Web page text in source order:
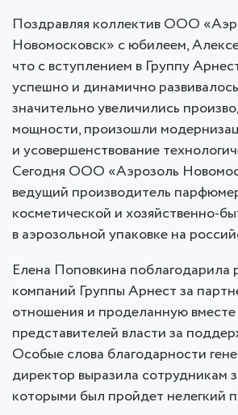
Поздравляя коллектив ООО
Новомосковск» с юбилеем,
что с вступлением в Группу
успешно и динамично
значительно увеличились
мощности, произошли
и усовершенствование
Сегодня ООО «Аэрозоль
ведущий производитель
косметической и хозяйственно-
в аэрозольной упаковке на
Елена Поповкина поблагодарила
компаний Группы Арнест за
отношения и проделанную вместе
представителей власти за
Особые слова благодарности
директор выразила сотрудникам
которыми был пройдет нелегкий